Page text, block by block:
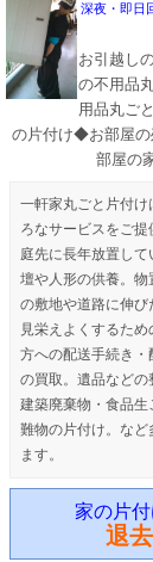
深夜・即日
お引越し
の不用品
用品丸ご
の片付け◆お部屋
部屋の
一軒家丸ごと片付
ろなサービスをご提
庭先に長年放置し
壇や人形の供養。
の敷地や道路に伸
見栄えよくするた
方への配送手続き・
の買取。遺品など
建築廃棄物・食品生
難物の片付け。な
ます。
家の片
退